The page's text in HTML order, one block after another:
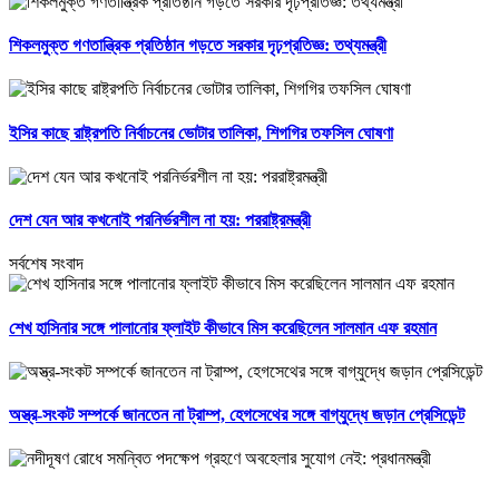
শিকলমুক্ত গণতান্ত্রিক প্রতিষ্ঠান গড়তে সরকার দৃঢ়প্রতিজ্ঞ: তথ্যমন্ত্রী
ইসির কাছে রাষ্ট্রপতি নির্বাচনের ভোটার তালিকা, শিগগির তফসিল ঘোষণা
দেশ যেন আর কখনোই পরনির্ভরশীল না হয়: পররাষ্ট্রমন্ত্রী
সর্বশেষ সংবাদ
শেখ হাসিনার সঙ্গে পালানোর ফ্লাইট কীভাবে মিস করেছিলেন সালমান এফ রহমান
অস্ত্র-সংকট সম্পর্কে জানতেন না ট্রাম্প, হেগসেথের সঙ্গে বাগ্‌যুদ্ধে জড়ান প্রেসিডেন্ট